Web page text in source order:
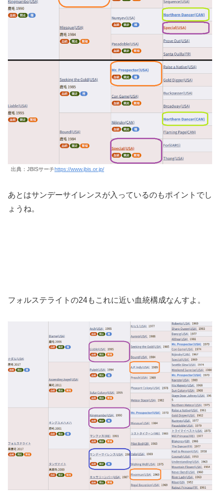
出典：JBISサーチhttps://www.jbis.or.jp/
あとはサンデーサイレンスが入っているのもポイントでし
ょうね。
フォルステライトの24もこれに近い血統構成なんすよ。